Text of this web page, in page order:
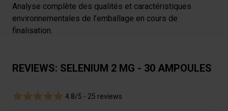
Analyse complète des qualités et caractéristiques
environnementales de l’emballage en cours de
finalisation.
REVIEWS: SELENIUM 2 MG - 30 AMPOULES
4.8/5 - 25 reviews